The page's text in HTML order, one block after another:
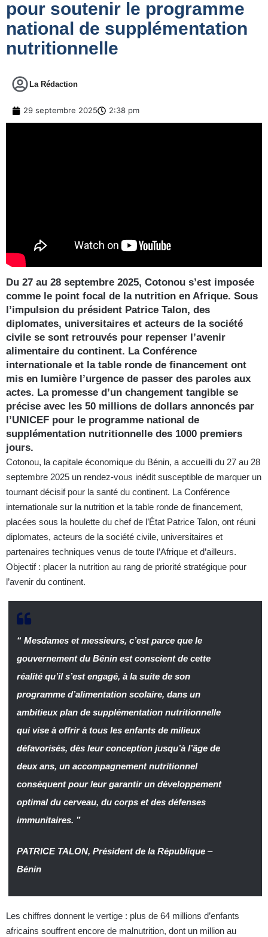
pour soutenir le programme
national de supplémentation
nutritionnelle
La Rédaction
29 septembre 2025 2:38 pm
Du 27 au 28 septembre 2025, Cotonou s’est imposée
comme le point focal de la nutrition en Afrique. Sous
l’impulsion du président Patrice Talon, des
diplomates, universitaires et acteurs de la société
civile se sont retrouvés pour repenser l’avenir
alimentaire du continent. La Conférence
internationale et la table ronde de financement ont
mis en lumière l’urgence de passer des paroles aux
actes. La promesse d’un changement tangible se
précise avec les 50 millions de dollars annoncés par
l’UNICEF pour le programme national de
supplémentation nutritionnelle des 1000 premiers
jours.
Cotonou, la capitale économique du Bénin, a accueilli du 27 au 28
septembre 2025 un rendez-vous inédit susceptible de marquer un
tournant décisif pour la santé du continent. La Conférence
internationale sur la nutrition et la table ronde de financement,
placées sous la houlette du chef de l’État Patrice Talon, ont réuni
diplomates, acteurs de la société civile, universitaires et
partenaires techniques venus de toute l’Afrique et d’ailleurs.
Objectif : placer la nutrition au rang de priorité stratégique pour
l’avenir du continent.
“ Mesdames et messieurs, c’est parce que le
gouvernement du Bénin est conscient de cette
réalité qu’il s’est engagé, à la suite de son
programme d’alimentation scolaire, dans un
ambitieux plan de supplémentation nutritionnelle
qui vise à offrir à tous les enfants de milieux
défavorisés, dès leur conception jusqu’à l’âge de
deux ans, un accompagnement nutritionnel
conséquent pour leur garantir un développement
optimal du cerveau, du corps et des défenses
immunitaires. ”
PATRICE TALON, Président de la République–
Bénin
Les chiffres donnent le vertige : plus de 64 millions d’enfants
africains souffrent encore de malnutrition, dont un million au